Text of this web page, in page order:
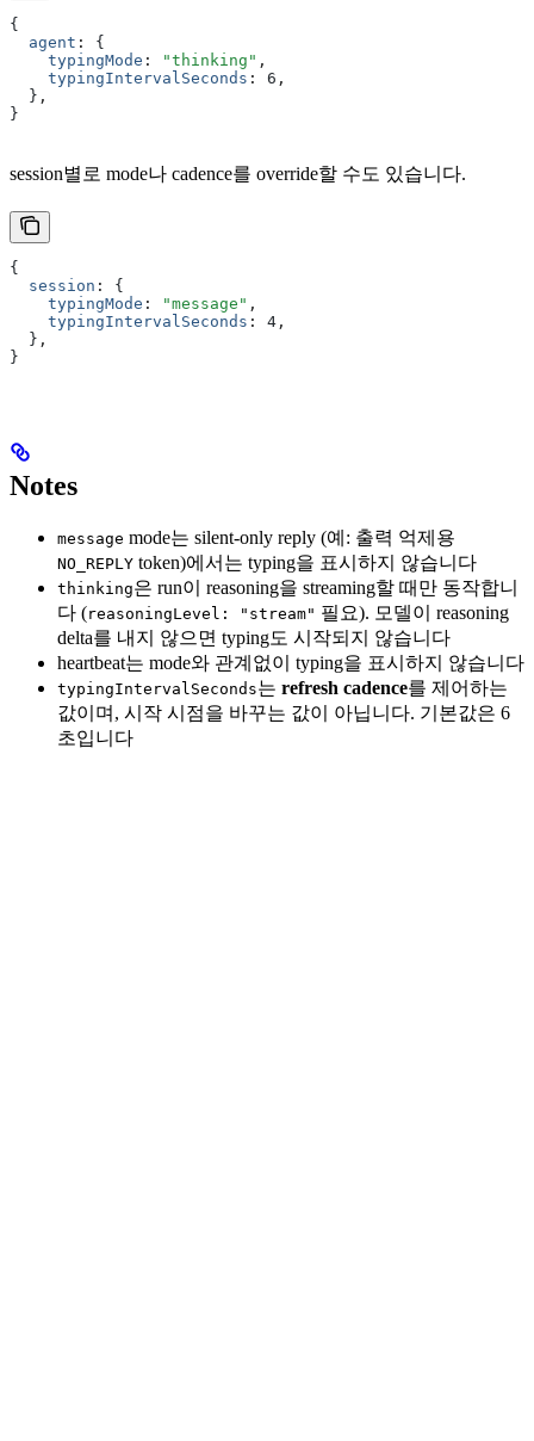
{
  agent
:
{
    typingMode
: "thinking" ,
    typingIntervalSeconds
: 6 ,
  }
,
}
session별로 mode나 cadence를 override할 수도 있습니다.
{
  session
:
{
    typingMode
: "message" ,
    typingIntervalSeconds
: 4 ,
  }
,
}
Notes
message mode는 silent-only reply (예: 출력 억제용
NO_REPLY token)에서는 typing을 표시하지 않습니다
thinking은 run이 reasoning을 streaming할 때만 동작합니
다 (reasoningLevel: "stream" 필요). 모델이 reasoning
delta를 내지 않으면 typing도 시작되지 않습니다
heartbeat는 mode와 관계없이 typing을 표시하지 않습니다
typingIntervalSeconds는 refresh cadence를 제어하는
값이며, 시작 시점을 바꾸는 값이 아닙니다. 기본값은 6
초입니다